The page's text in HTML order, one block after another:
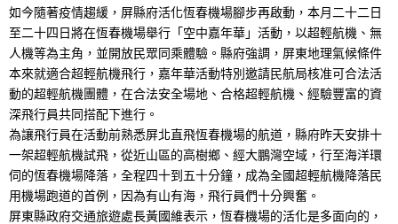
如今隨著疫情趨緩，屏縣府活化恆春機場腳步再啟動，本月二十二日
至二十四日將在恆春機場舉行「空中嘉年華」活動，以超輕航機、無
人機等為主角，並開放民眾同乘體驗。縣府強調，屏東地理氣候條件
本來就適合超輕航機飛行，嘉年華活動特別邀請民航局核准可合法活
動的超輕航機團體，在合法安全場地、合格超輕航機、經驗豐富的資
深飛行員共同搭配下進行。
為讓飛行員在活動前熟悉屏北直飛恆春機場的航道，縣府昨天安排十
一架超輕航機試飛，從近山區的高樹鄉、經大鵬灣空域，行至海洋環
伺的恆春機場降落，全程四十到五十分鐘，成為全國超輕航機降落民
用機場跑道的首例，因為有山有海，飛行員們十分興奮。
屏東縣政府交通旅遊處長黃國維表示，恆春機場的活化是多面向的，